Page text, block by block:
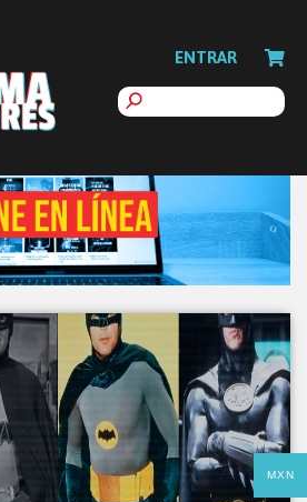
ENTRAR
MXN